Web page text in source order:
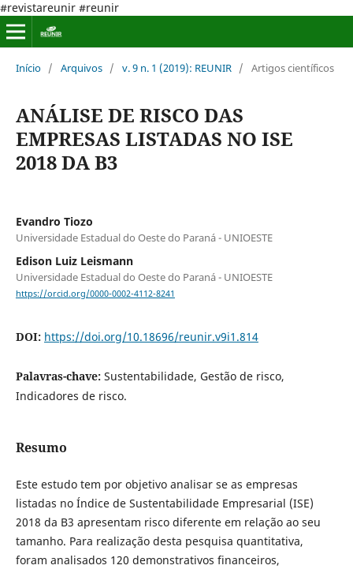
#revistareunir #reunir
Início / Arquivos / v. 9 n. 1 (2019): REUNIR / Artigos científicos
ANÁLISE DE RISCO DAS
EMPRESAS LISTADAS NO ISE
2018 DA B3
Evandro Tiozo
Universidade Estadual do Oeste do Paraná - UNIOESTE
Edison Luiz Leismann
Universidade Estadual do Oeste do Paraná - UNIOESTE
https://orcid.org/0000-0002-4112-8241
DOI: https://doi.org/10.18696/reunir.v9i1.814
Palavras-chave: Sustentabilidade, Gestão de risco,
Indicadores de risco.
Resumo
Este estudo tem por objetivo analisar se as empresas
listadas no Índice de Sustentabilidade Empresarial (ISE)
2018 da B3 apresentam risco diferente em relação ao seu
tamanho. Para realização desta pesquisa quantitativa,
foram analisados 120 demonstrativos financeiros,